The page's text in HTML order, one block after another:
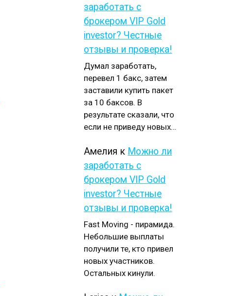
заработать с
брокером VIP Gold
investor? Честные
отзывы и проверка!
Думал заработать,
перевел 1 бакс, затем
заставили купить пакет
за 10 баксов. В
результате сказали, что
если не приведу новых…
Амелия к Можно ли
заработать с
брокером VIP Gold
investor? Честные
отзывы и проверка!
Fast Moving - пирамида.
Небольшие выплаты
получили те, кто привел
новых участников.
Остальных кинули.